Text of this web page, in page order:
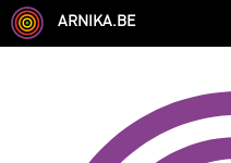
ARNIKA.BE
AUTRE COMPÉTENCE